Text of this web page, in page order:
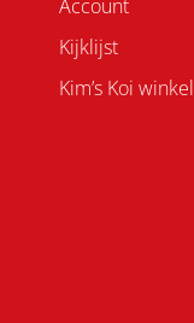
Account
Kijklijst
Kim’s Koi winkel